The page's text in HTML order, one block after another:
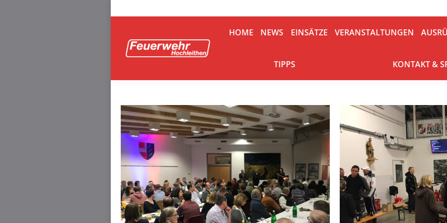
HOME NEWS EINSÄTZE VERANSTALTUNGEN
TIPPS KONTAKT &
HOME NEWS EINSÄTZE VERANSTALTUNGEN